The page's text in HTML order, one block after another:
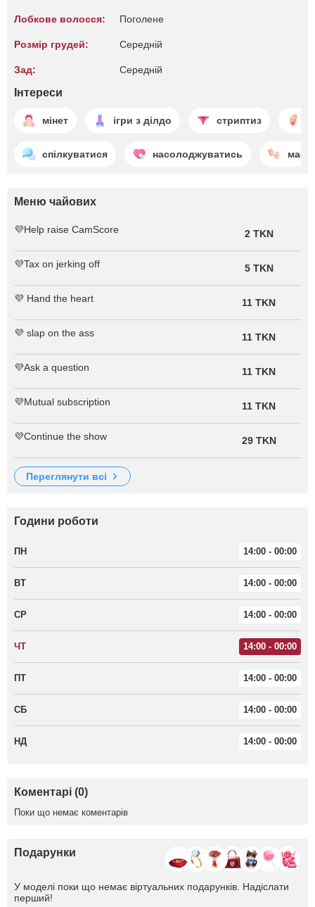
Лобкове волосся: Поголене
Розмір грудей: Середній
Зад: Середній
Інтереси
мінет ігри з ділдо стриптиз
спілкуватися насолоджуватись
Меню чайових
💜Help raise CamScore 2 TKN
💜Tax on jerking off 5 TKN
💜 Hand the heart 11 TKN
💜 slap on the ass 11 TKN
💜Ask a question 11 TKN
💜Mutual subscription 11 TKN
💜Continue the show 29 TKN
переглянути всі
Години роботи
ПН 14:00 - 00:00
ВТ 14:00 - 00:00
СР 14:00 - 00:00
ЧТ 14:00 - 00:00
ПТ 14:00 - 00:00
СБ 14:00 - 00:00
НД 14:00 - 00:00
Коментарі (0)
Поки що немає коментарів
Подарунки
У моделі поки що немає віртуальних подарунків. Надіслати
перший!